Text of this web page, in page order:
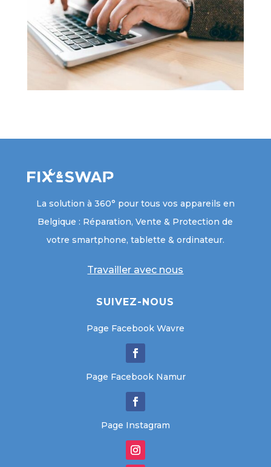
La solution à 360° pour tous vos appareils en
Belgique : Réparation, Vente & Protection de
votre smartphone, tablette & ordinateur.
Travailler avec nous
SUIVEZ-NOUS
Page Facebook Wavre
Page Facebook Namur
Page Instagram